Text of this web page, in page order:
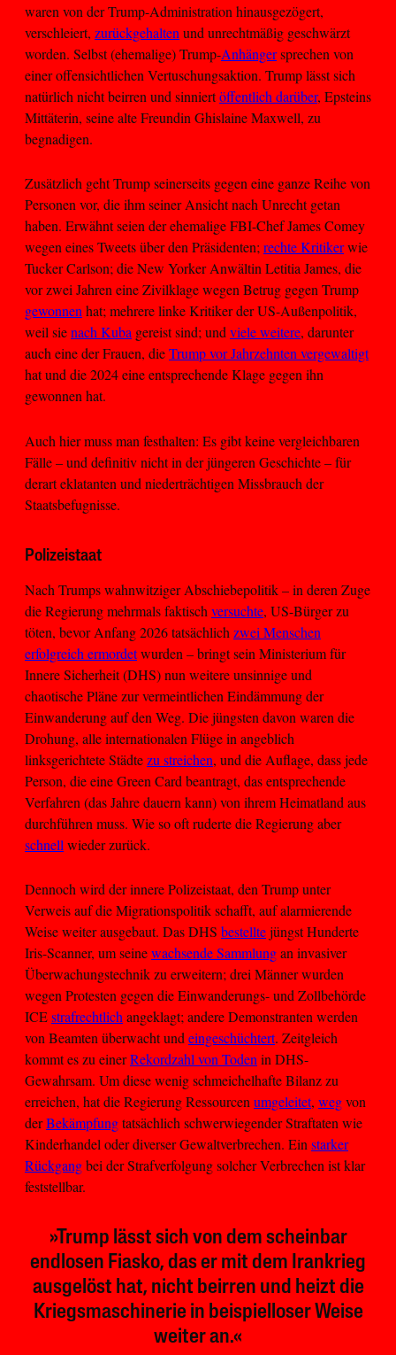
waren von der Trump-Administration hinausgezögert,
verschleiert, zurückgehalten und unrechtmäßig geschwärzt
worden. Selbst (ehemalige) Trump-Anhängersprechen von
einer offensichtlichen Vertuschungsaktion. Trump lässt sich
natürlich nicht beirren und sinniertöffentlich darüber, Epsteins
Mittäterin, seine alte Freundin Ghislaine Maxwell, zu
begnadigen.
Zusätzlich geht Trump seinerseits gegen eine ganze Reihe von
Personen vor, die ihm seiner Ansicht nach Unrecht getan
haben. Erwähnt seien der ehemalige FBI-Chef James Comey
wegen eines Tweets über den Präsidenten;rechte Kritikerwie
Tucker Carlson; die New Yorker Anwältin Letitia James, die
vor zwei Jahren eine Zivilklage wegen Betrug gegen Trump
gewonnenhat; mehrere linke Kritiker der US-Außenpolitik,
weil sienach Kuba gereist sind; undviele weitere, darunter
auch eine der Frauen, dieTrump vor Jahrzehnten vergewaltigt
hat und die 2024 eine entsprechende Klage gegen ihn
gewonnen hat.
Auch hier muss man festhalten: Es gibt keine vergleichbaren
Fälle – und definitiv nicht in der jüngeren Geschichte – für
derart eklatanten und niederträchtigen Missbrauch der
Staatsbefugnisse.
Polizeistaat
Nach Trumps wahnwitziger Abschiebepolitik – in deren Zuge
die Regierung mehrmals faktisch versuchte, US-Bürger zu
töten, bevor Anfang 2026 tatsächlich zwei Menschen
erfolgreich ermordetwurden – bringt sein Ministerium für
Innere Sicherheit (DHS) nun weitere unsinnige und
chaotische Pläne zur vermeintlichen Eindämmung der
Einwanderung auf den Weg. Die jüngsten davon waren die
Drohung, alle internationalen Flüge in angeblich
linksgerichtete Städtezu streichen, und die Auflage, dass jede
Person, die eine Green Card beantragt, das entsprechende
Verfahren (das Jahre dauern kann) von ihrem Heimatland aus
durchführen muss. Wie so oft ruderte die Regierung aber
schnell wieder zurück.
Dennoch wird der innere Polizeistaat, den Trump unter
Verweis auf die Migrationspolitik schafft, auf alarmierende
Weise weiter ausgebaut. Das DHS bestelltejüngst Hunderte
Iris-Scanner, um seinewachsende Sammlungan invasiver
Überwachungstechnik zu erweitern; drei Männer wurden
wegen Protesten gegen die Einwanderungs- und Zollbehörde
ICEstrafrechtlichangeklagt; andere Demonstranten werden
von Beamten überwacht undeingeschüchtert. Zeitgleich
kommt es zu einerRekordzahl von Todenin DHS-
Gewahrsam. Um diese wenig schmeichelhafte Bilanz zu
erreichen, hat die Regierung Ressourcenumgeleitet, wegvon
derBekämpfungtatsächlich schwerwiegender Straftaten wie
Kinderhandel oder diverser Gewaltverbrechen. Einstarker
Rückgangbei der Strafverfolgung solcher Verbrechen ist klar
feststellbar.
»Trump lässt sich von dem scheinbar
endlosen Fiasko, das er mit dem Irankrieg
ausgelöst hat, nicht beirren und heizt die
Kriegsmaschinerie in beispielloser Weise
weiter an.«